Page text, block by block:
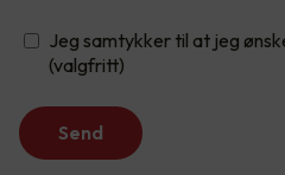
Jeg samtykker til at jeg
(valgfritt)
Send